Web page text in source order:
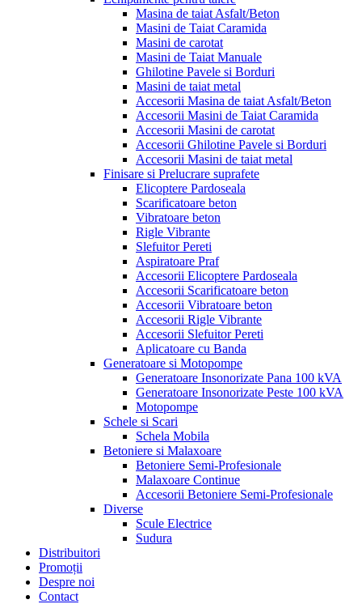
Masina de taiat Asfalt/Beton
Masini de Taiat Caramida
Masini de carotat
Masini de Taiat Manuale
Ghilotine Pavele si Borduri
Masini de taiat metal
Accesorii Masina de taiat Asfalt/Beton
Accesorii Masini de Taiat Caramida
Accesorii Masini de carotat
Accesorii Ghilotine Pavele si Borduri
Accesorii Masini de taiat metal
Finisare si Prelucrare suprafete
Elicoptere Pardoseala
Scarificatoare beton
Vibratoare beton
Rigle Vibrante
Slefuitor Pereti
Aspiratoare Praf
Accesorii Elicoptere Pardoseala
Accesorii Scarificatoare beton
Accesorii Vibratoare beton
Accesorii Rigle Vibrante
Accesorii Slefuitor Pereti
Aplicatoare cu Banda
Generatoare si Motopompe
Generatoare Insonorizate Pana 100 kVA
Generatoare Insonorizate Peste 100 kVA
Motopompe
Schele si Scari
Schela Mobila
Betoniere si Malaxoare
Betoniere Semi-Profesionale
Malaxoare Continue
Accesorii Betoniere Semi-Profesionale
Diverse
Scule Electrice
Sudura
Distribuitori
Promoții
Despre noi
Contact